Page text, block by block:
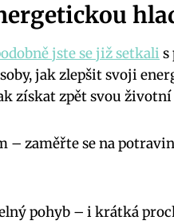
jste se již setkali s
jak zlepšit svoji
získat zpět svou
– zaměřte se na
pohyb – i krátká